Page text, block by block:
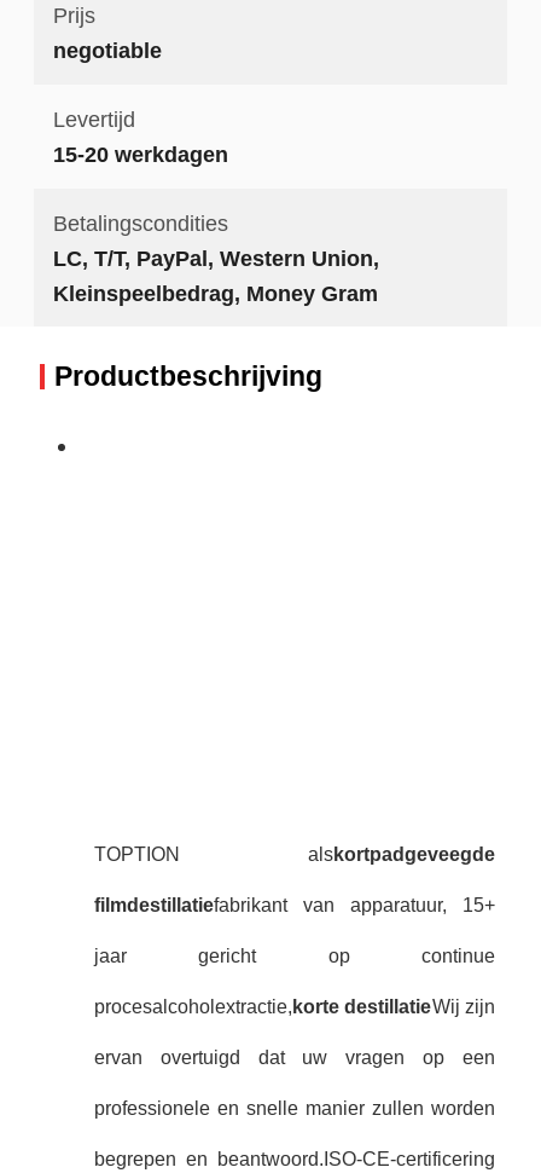
Prijs
negotiable
Levertijd
15-20 werkdagen
Betalingscondities
LC, T/T, PayPal, Western Union,
Kleinspeelbedrag, Money Gram
Productbeschrijving
TOPTION alskortpadgeveegde
filmdestillatiefabrikant van apparatuur, 15+
jaar gericht op continue
procesalcoholextractie, korte destillatieWij zijn
ervan overtuigd dat uw vragen op een
professionele en snelle manier zullen worden
begrepen en beantwoord. ISO-CE-certificering